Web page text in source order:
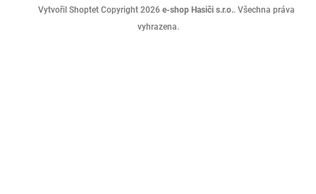
Vytvořil Shoptet Copyright 2026 e-shop Hasiči s.r.o.. Všechna práva
vyhrazena.